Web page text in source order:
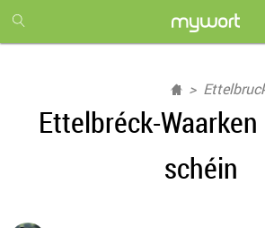
month
free
Ettelbréck-
schéin